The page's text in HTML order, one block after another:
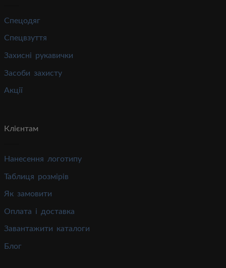
Спецодяг
Спецвзуття
Захисні рукавички
Засоби захисту
Акції
Клієнтам
Нанесення логотипу
Таблиця розмірів
Як замовити
Оплата і доставка
Завантажити каталоги
Блог